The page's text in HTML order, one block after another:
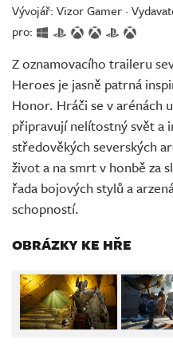
Redakce
Živě
Vývojář: Vizor Gamer ·
pro:
Z oznamovacího traileru
Heroes je jasně patrná
Honor. Hráči se v arénách
připravují nelítostný svět a
středověkých severských
život a na smrt v honbě za
řada bojových stylů a
schopností.
OBRÁZKY KE HŘE